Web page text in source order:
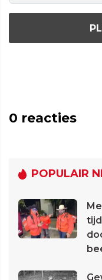
0 reacties
POPULAIR